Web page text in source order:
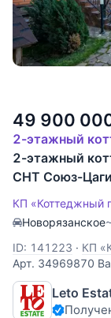
49 900
2-этажный
2-этажный
СНТ Союз-Цаги
КП «Коттеджный
Новорязанское
ID: 141223 · КП
Арт. 34969870
отделкой "под
огороженном
Жуковский
Leto